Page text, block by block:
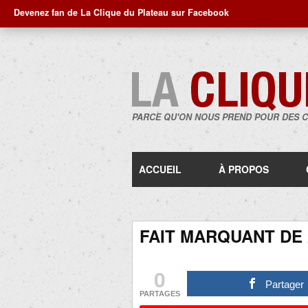
Devenez fan de La Clique du Plateau sur Facebook
PARCE QU'ON NOUS PREND POUR DES
ACCUEIL À PROPOS
FAIT MARQUANT DE
0
PARTAGES
Partager